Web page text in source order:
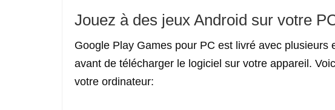
Jouez à des jeux Android sur votre
Google Play Games pour PC est livré avec plusieurs
avant de télécharger le logiciel sur votre appareil.
votre ordinateur: